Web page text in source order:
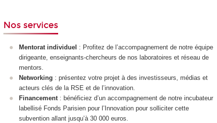
Nos services
Mentorat individuel : Profitez de l’accompagnement de notre équipe
dirigeante, enseignants-chercheurs de nos laboratoires et réseau de
mentors.
Networking : présentez votre projet à des investisseurs, médias et
acteurs clés de la RSE et de l’innovation.
Financement: bénéficiez d’un accompagnement de notre incubateur
labellisé Fonds Parisien pour l’Innovation pour solliciter cette
subvention allant jusqu’à 30 000 euros.